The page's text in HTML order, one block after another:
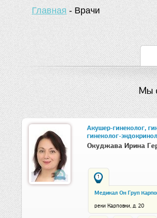
Главная-Врачи
Мы
Акушер-гинеколог,
гинеколог-
Окуджава Ирина
1
Медикал Он Груп
реки Карповки, д. 20